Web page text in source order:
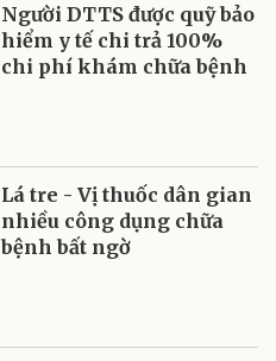
Người DTTS được quỹ bảo
hiểm y tế chi trả 100%
chi phí khám chữa bệnh
Lá tre - Vị thuốc dân gian
nhiều công dụng chữa
bệnh bất ngờ